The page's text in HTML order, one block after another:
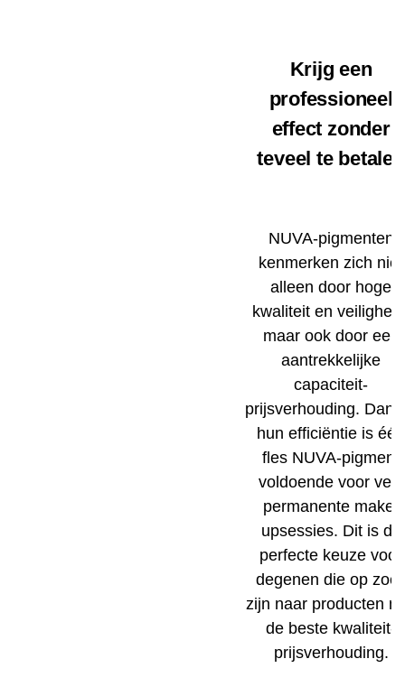
Krijg een
professioneel
effect zonder
teveel te betalen
NUVA-pigmenten
kenmerken zich niet
alleen door hoge
kwaliteit en
maar ook door een
aantrekkelijke
capaciteit-
prijsverhouding.
hun efficiëntie is één
fles NUVA-pigment
voldoende voor vele
permanente make-
upsessies. Dit is de
perfecte keuze voor
degenen die op
zijn naar producten
de beste kwaliteit-
prijsverhouding.